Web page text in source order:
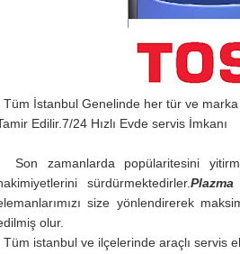
Tüm İstanbul Genelinde her tür ve marka
Edilir.7/24 Hızlı Evde servis İmkanı
Son zamanlarda popülaritesini
sürdürmektedirler.
size yönlendirerek
olur.
Tüm istanbul ve ilçelerinde araçlı servis